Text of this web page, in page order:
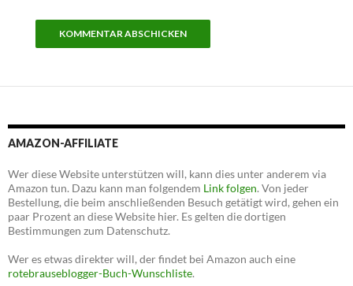
AMAZON-AFFILIATE
Wer diese Website unterstützen will, kann dies unter anderem via
Amazon tun. Dazu kann man folgendem Link folgen. Von jeder
Bestellung, die beim anschließenden Besuch getätigt wird, gehen ein
paar Prozent an diese Website hier. Es gelten die dortigen
Bestimmungen zum Datenschutz.
Wer es etwas direkter will, der findet bei Amazon auch eine
rotebrauseblogger-Buch-Wunschliste.